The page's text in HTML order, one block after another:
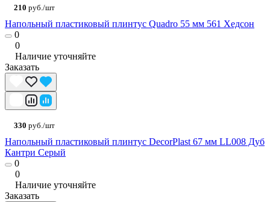
210 руб./шт
Напольный пластиковый плинтус Quadro 55 мм 561 Хедсон
0
0
Наличие уточняйте
Заказать
330 руб./шт
Напольный пластиковый плинтус DecorPlast 67 мм LL008 Дуб
Кантри Серый
0
0
Наличие уточняйте
Заказать